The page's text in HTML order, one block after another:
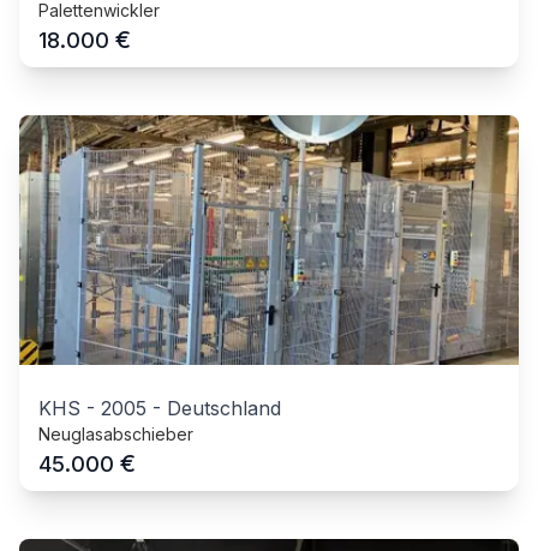
Palettenwickler
18.000 €
KHS - 2005 - Deutschland
Neuglasabschieber
45.000 €